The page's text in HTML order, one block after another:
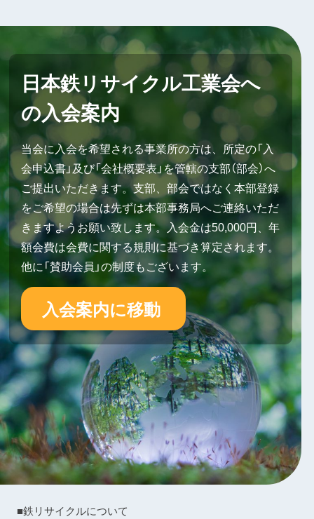
日本鉄リサイクル工業会へ
の入会案内
当会に入会を希望される事業所の方は、所定の「入
会申込書」及び「会社概要表」を管轄の支部（部会）へ
ご提出いただきます。支部、部会ではなく本部登録
をご希望の場合は先ずは本部事務局へご連絡いただ
きますようお願い致します。入会金は50,000円、年
額会費は会費に関する規則に基づき算定されます。
他に「賛助会員」の制度もございます。
入会案内に移動
■鉄リサイクルについて